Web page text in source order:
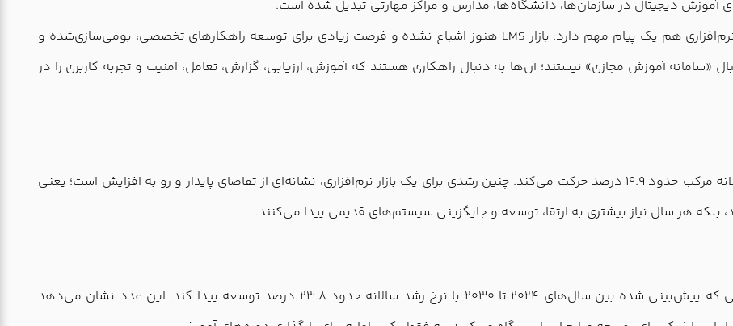
آموزش دیجیتال در سازمان‌ها، دانشگاه‌ها، مدارس و مراکز مهارتی تبدیل شده است.
این عدد برای ارائه‌دهندگان خدمات آموزشی و شرکت‌های نرم‌افزاری هم یک پیام مهم دارد: بازار LMS هنوز اشباع نشده و فرصت زیادی برای توسعه راهکارهای تخصصی، بومی‌سازی‌شده و
آموزش مجازی» نیستند؛ آن‌ها به دنبال راهکاری هستند که آموزش، ارزیابی، گزارش، تعامل، امنیت و تجربه کاربری را در
بازار جهانی LMS بین سال‌های 2025 تا 2030 با نرخ رشد سالانه مرکب حدود 19.9 درصد حرکت می‌کند. چنین رشدی برای یک بازار نرم‌افزاری، نشانه‌ای از تقاضای پایدار و رو به افزایش است؛ یعنی
بازار Corporate LMS نیز رشد قابل توجه داشته است؛ بخشی که پیش‌بینی شده بین سال‌های 2024 تا 2030 با نرخ رشد سالانه حدود 23.8 درصد توسعه پیدا کند. این عدد نشان می‌دهد